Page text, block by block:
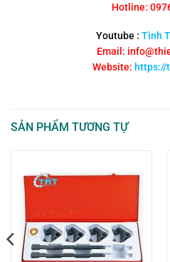
Hotline:
Youtube : Tình
Email:
Website: https://
SẢN PHẨM TƯƠNG TỰ